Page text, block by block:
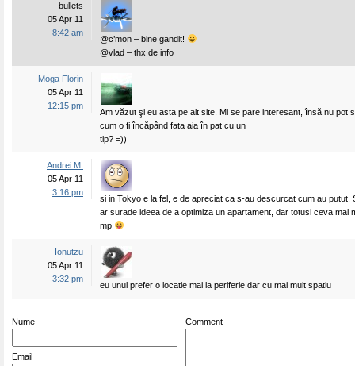
bullets
05 Apr 11
8:42 am
@c’mon – bine gandit!
@vlad – thx de info
Moga Florin
05 Apr 11
12:15 pm
Am văzut şi eu asta pe alt site. Mi se pare interesant, însă nu pot
cum o fi încăpând fata aia în pat cu un
tip? =))
Andrei M.
05 Apr 11
3:16 pm
si in Tokyo e la fel, e de apreciat ca s-au descurcat cum au putut.
ar surade ideea de a optimiza un apartament, dar totusi ceva mai
mp
Ionutzu
05 Apr 11
3:32 pm
eu unul prefer o locatie mai la periferie dar cu mai mult spatiu
Nume
Email
Comment